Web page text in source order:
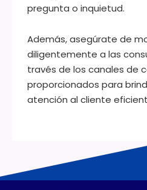
pregunta o inquietud.
Además, asegúrate de
diligentemente a las
través de los canales de
proporcionados para
atención al cliente